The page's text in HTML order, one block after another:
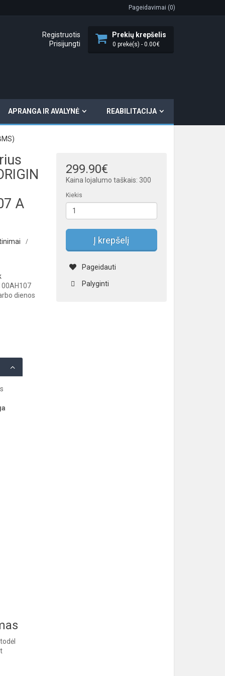
Pageidavimai (0)
Prekių krepšelis
0 prekė(s) - 0.00€
Registruotis
Prisijungti
APRANGA IR AVALYNĖ REABILITACIJA
A
/
dienos
299.90€
Kaina lojalumo taškais: 300
Kiekis
Į krepšelį
Pageidauti
Palyginti